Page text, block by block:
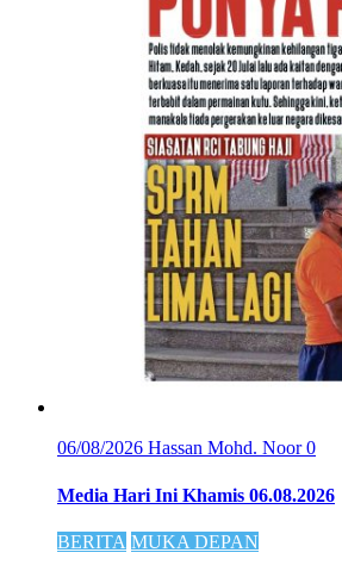
06/08/2026 Hassan Mohd. Noor0
Media Hari Ini Khamis 06.08.2026
BERITA MUKA DEPAN